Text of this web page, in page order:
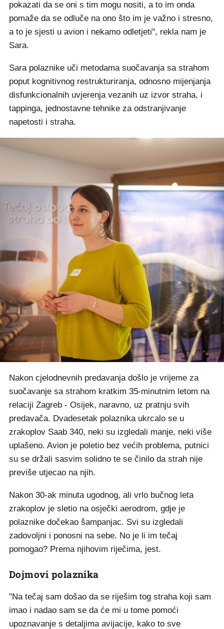
pokazati da se oni s tim mogu nositi, a to im onda
pomaže da se odluče na ono što im je važno i stresno,
a to je sjesti u avion i nekamo odletjeti", rekla nam je
Sara.
Sara polaznike uči metodama suočavanja sa strahom
poput kognitivnog restrukturiranja, odnosno mijenjanja
disfunkcionalnih uvjerenja vezanih uz izvor straha, i
tappinga, jednostavne tehnike za odstranjivanje
napetosti i straha.
Nakon cjelodnevnih predavanja došlo je vrijeme za
suočavanje sa strahom kratkim 35-minutnim letom na
relaciji Zagreb - Osijek, naravno, uz pratnju svih
predavača. Dvadesetak polaznika ukrcalo se u
zrakoplov Saab 340, neki su izgledali manje, neki više
uplašeno. Avion je poletio bez većih problema, putnici
su se držali sasvim solidno te se činilo da strah nije
previše utjecao na njih.
Nakon 30-ak minuta ugodnog, ali vrlo bučnog leta
zrakoplov je sletio na osječki aerodrom, gdje je
polaznike dočekao šampanjac. Svi su izgledali
zadovoljni i ponosni na sebe. No je li im tečaj
pomogao? Prema njihovim riječima, jest.
Dojmovi polaznika
"Na tečaj sam došao da se riješim tog straha koji sam
imao i nadao sam se da će mi u tome pomoći
upoznavanje s detaljima avijacije, kako to sve